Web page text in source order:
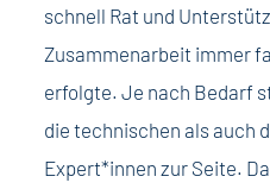
schnell Rat und
Zusammenarbeit immer
erfolgte. Je nach Bedarf
die technischen als auch
Expert*innen zur Seite.